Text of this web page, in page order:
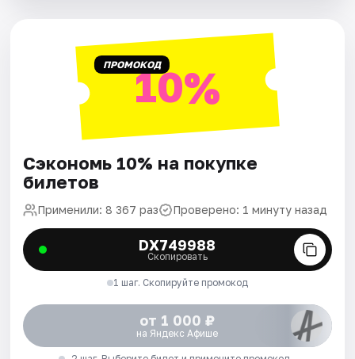
ПРОМОКОД10%
Сэкономь 10% на покупке
билетов
Применили: 8 367 раз Проверено: 1 минуту назад
DX749988
Скопировать
1 шаг. Скопируйте промокод
от 1 000 ₽
на Яндекс Афише